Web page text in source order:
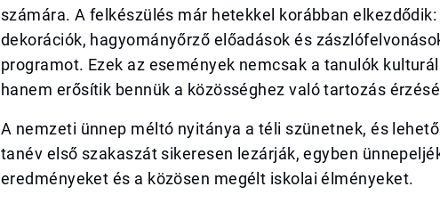
számára. A felkészülés már hetekkel korábban
dekorációk, hagyományőrző előadások és
programot. Ezek az események nemcsak a tanulók
hanem erősítik bennük a közösséghez való tartozás
A nemzeti ünnep méltó nyitánya a téli szünetnek, és
tanév első szakaszát sikeresen lezárják, egyben
eredményeket és a közösen megélt iskolai élményeket.